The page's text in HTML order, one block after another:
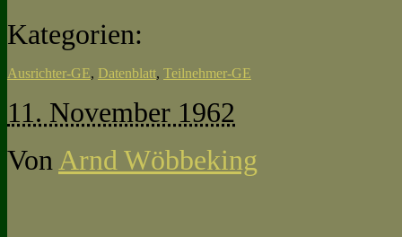
Kategorien:
Ausrichter-GE, Datenblatt, Teilnehmer-GE
11. November 1962
Von Arnd Wöbbeking